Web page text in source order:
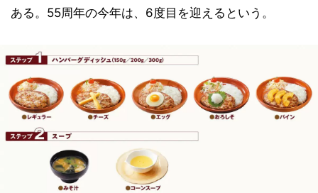
ある。55周年の今年は、6度目を迎えるという。